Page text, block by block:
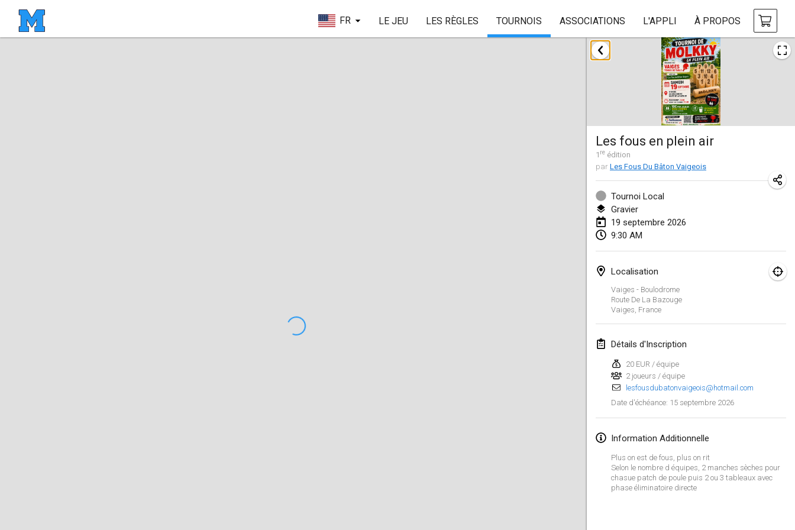
FR LE JEU LES RÈGLES TOURNOIS ASSOCIATIONS L'APPLI À PROPOS
Les fous en plein air
1 re édition
par Les Fous Du Bâton Vaigeois
Tournoi Local
Gravier
19 septembre 2026
9:30 AM
Localisation
Vaiges - Boulodrome
Route De La Bazouge
Vaiges France
Détails d'Inscription
20 EUR / équipe
2 joueurs / équipe
lesfousdubatonvaigeois@hotmail.com
Date d'échéance: 15 septembre 2026
Information Additionnelle
Plus on est de fous, plus on rit
Selon le nombre d équipes, 2 manches sèches pour
chasue patch de poule puis 2 ou 3 tableaux avec
phase éliminatoire directe
août 2026
Challenge des Ducasses
9 août 2026|Belgique
Mölkky on the Beach
11 août 2026|France
MM - World Championships
14 août 2026|Finlande
Coney Island Open
22 août 2026|États-Unis
Grand Prix Polski 2026 - Round 5 (Final)
29 août 2026
29 août 2026
30 août 2026
Open de midi Pyrénées
30 août 2026|France
Mistrovství ČR trojic
5 sept. 2026 |République tchèque